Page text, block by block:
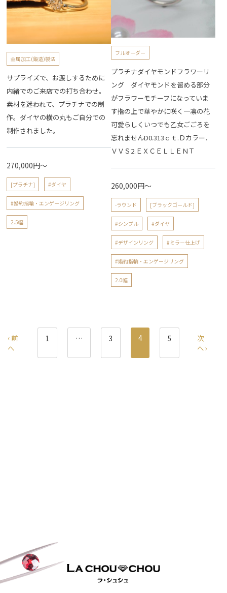
金属加工(鍛造)製法
サプライズで、お渡しするために
内緒でのご来店での打ち合わせ。
素材を迷われて、プラチナでの制
作。ダイヤの横の丸もご自分での
制作されました。
270,000円～
[プラチナ] #ダイヤ
#婚約指輪・エンゲージリング
2.5幅
フルオーダー
プラチナダイヤモンドフラワーリ
ング ダイヤモンドを留める部分
がフラワーモチーフになっていま
す指の上で華やかに咲く一凛の花
可愛らしくいつでも乙女ごごろを
忘れませんD0.313ｃｔ.Ｄカラー．
ＶＶＳ2.ＥＸＣＥＬＬＥＮＴ
260,000円～
-ラウンド [ブラックゴールド]
#シンプル #ダイヤ
#デザインリング #ミラー仕上げ
#婚約指輪・エンゲージリング
2.0幅
‹ 前
へ
1 … 3 4 5
次
へ ›